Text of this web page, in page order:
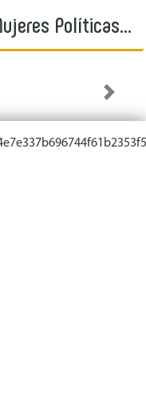
Políticas
Next